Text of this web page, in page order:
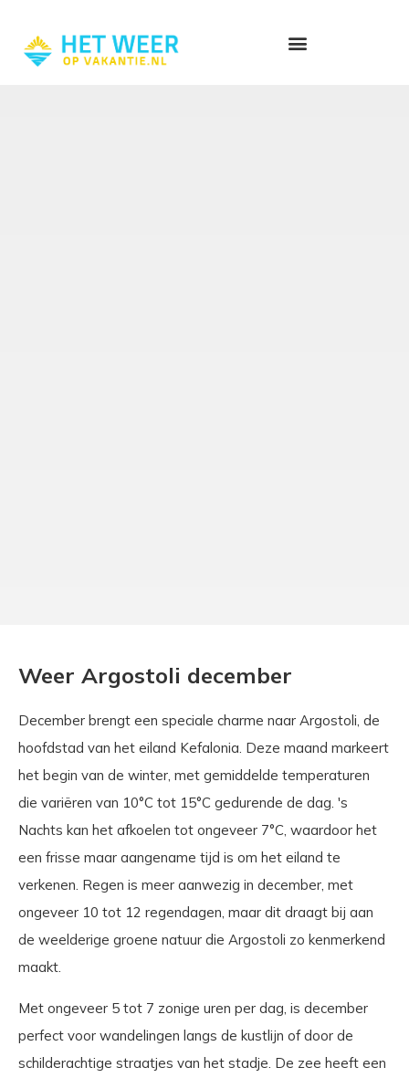
Weer Argostoli december
December brengt een speciale charme naar Argostoli, de
hoofdstad van het eiland Kefalonia. Deze maand markeert
het begin van de winter, met gemiddelde temperaturen
die variëren van 10°C tot 15°C gedurende de dag. 's
Nachts kan het afkoelen tot ongeveer 7°C, waardoor het
een frisse maar aangename tijd is om het eiland te
verkenen. Regen is meer aanwezig in december, met
ongeveer 10 tot 12 regendagen, maar dit draagt bij aan
de weelderige groene natuur die Argostoli zo kenmerkend
maakt.
Met ongeveer 5 tot 7 zonige uren per dag, is december
perfect voor wandelingen langs de kustlijn of door de
schilderachtige straatjes van het stadje. De zee heeft een